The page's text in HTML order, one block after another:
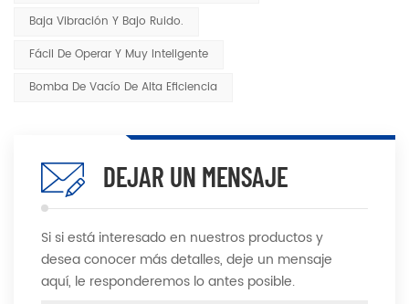
Baja Vibración Y Bajo Ruido.
Fácil De Operar Y Muy Inteligente
Bomba De Vacío De Alta Eficiencia
DEJAR UN MENSAJE
Si si está interesado en nuestros productos y
desea conocer más detalles, deje un mensaje
aquí, le responderemos lo antes posible.